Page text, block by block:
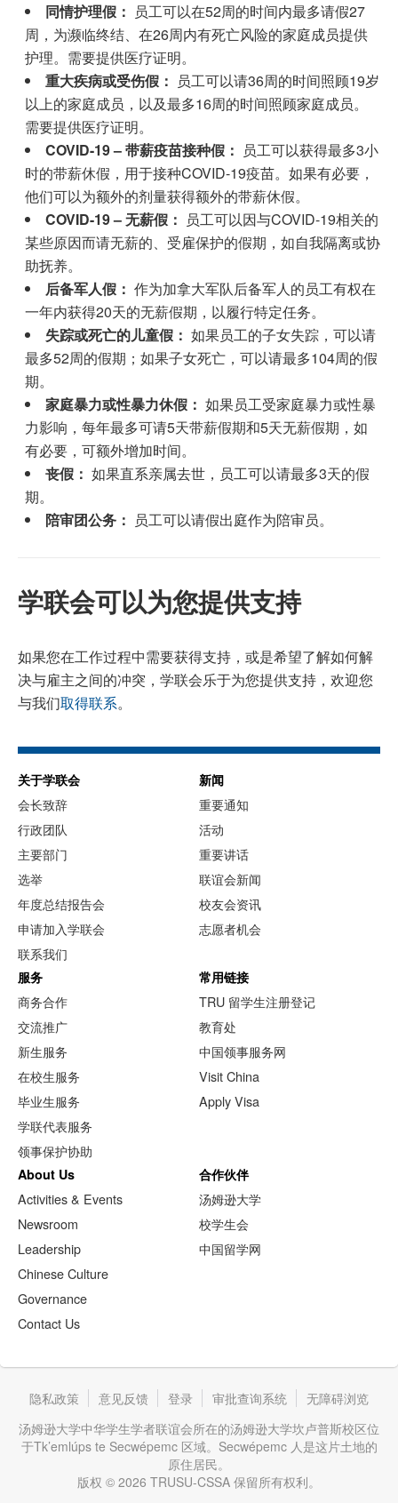
同情护理假： 员工可以在52周的时间内最多请假27
周，为濒临终结、在26周内有死亡风险的家庭成员提供
护理。需要提供医疗证明。
重大疾病或受伤假： 员工可以请36周的时间照顾19岁
以上的家庭成员，以及最多16周的时间照顾家庭成员。
需要提供医疗证明。
COVID-19 – 带薪疫苗接种假： 员工可以获得最多3小
时的带薪休假，用于接种COVID-19疫苗。如果有必要，
他们可以为额外的剂量获得额外的带薪休假。
COVID-19 – 无薪假： 员工可以因与COVID-19相关的
某些原因而请无薪的、受雇保护的假期，如自我隔离或协
助抚养。
后备军人假： 作为加拿大军队后备军人的员工有权在
一年内获得20天的无薪假期，以履行特定任务。
失踪或死亡的儿童假： 如果员工的子女失踪，可以请
最多52周的假期；如果子女死亡，可以请最多104周的假
期。
家庭暴力或性暴力休假： 如果员工受家庭暴力或性暴
力影响，每年最多可请5天带薪假期和5天无薪假期，如
有必要，可额外增加时间。
丧假： 如果直系亲属去世，员工可以请最多3天的假
期。
陪审团公务： 员工可以请假出庭作为陪审员。
学联会可以为您提供支持
如果您在工作过程中需要获得支持，或是希望了解如何解
决与雇主之间的冲突，学联会乐于为您提供支持，欢迎您
与我们取得联系。
关于学联会
会长致辞
行政团队
主要部门
选举
年度总结报告会
申请加入学联会
联系我们
新闻
重要通知
活动
重要讲话
联谊会新闻
校友会资讯
志愿者机会
服务
商务合作
交流推广
新生服务
在校生服务
毕业生服务
学联代表服务
领事保护协助
常用链接
TRU 留学生注册登记
教育处
中国领事服务网
Visit China
Apply Visa
About Us
Activities & Events
Newsroom
Leadership
Chinese Culture
Governance
Contact Us
合作伙伴
汤姆逊大学
校学生会
中国留学网
隐私政策 意见反馈 登录 审批查询系统
无障碍浏览
汤姆逊大学中华学生学者联谊会所在的汤姆逊大学坎卢普斯校区位
于Tk’emlúps te Secwépemc 区域。Secwépemc 人是这片土地的
原住居民。
版权 © 2026 TRUSU-CSSA 保留所有权利。